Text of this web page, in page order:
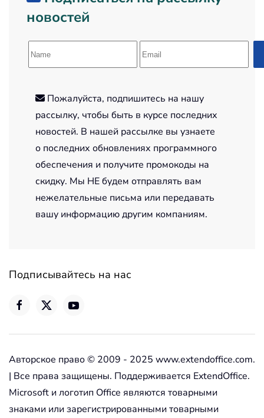
новостей
Пожалуйста, подпишитесь на нашу
рассылку, чтобы быть в курсе последних
новостей. В нашей рассылке вы узнаете
о последних обновлениях программного
обеспечения и получите промокоды на
скидку. Мы НЕ будем отправлять вам
нежелательные письма или передавать
вашу информацию другим компаниям.
Подписывайтесь на нас
Авторское право © 2009 - 2025 www.extendoffice.com.
| Все права защищены. Поддерживается ExtendOffice.
Microsoft и логотип Office являются товарными
знаками или зарегистрированными товарными